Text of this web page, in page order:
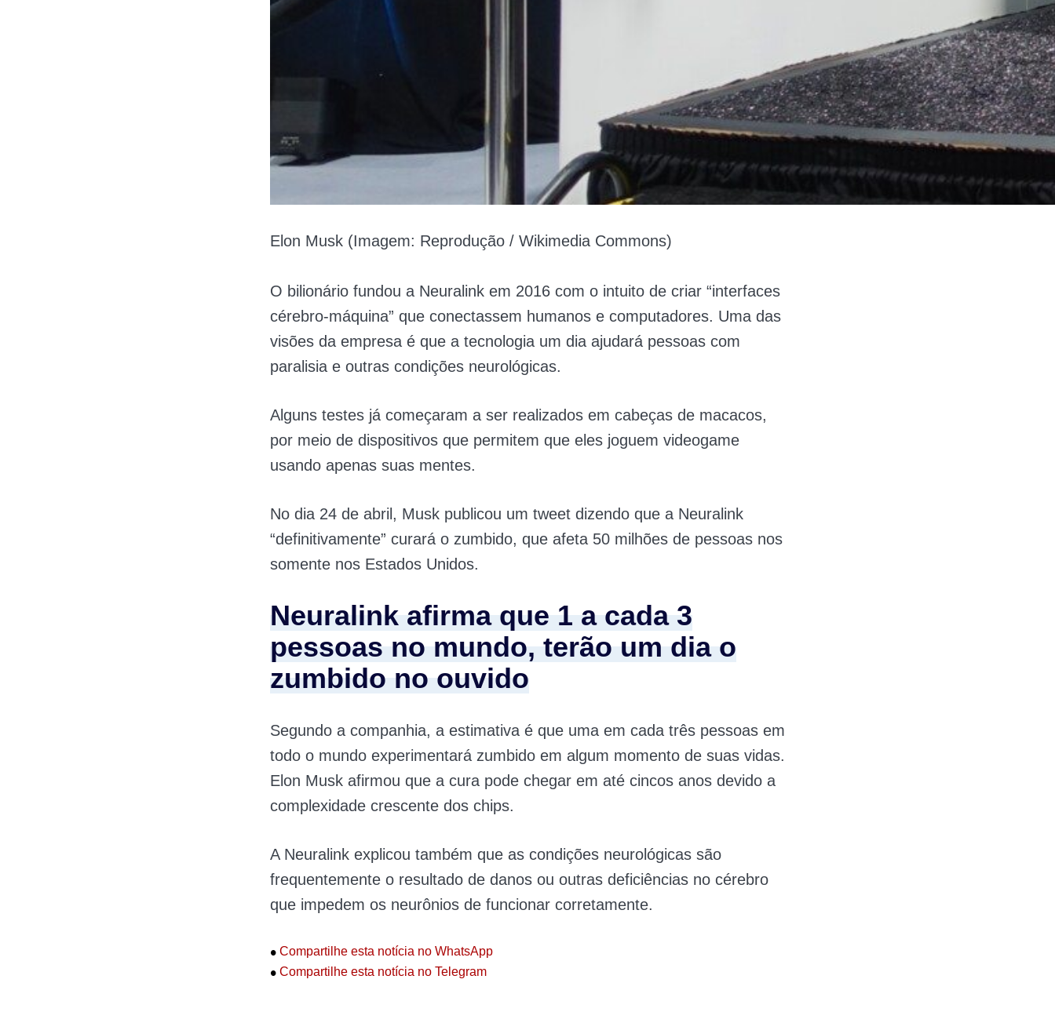
Elon Musk (Imagem: Reprodução / Wikimedia Commons)
O bilionário fundou a Neuralink em 2016 com o intuito de criar “interfaces
cérebro-máquina” que conectassem humanos e computadores. Uma das
visões da empresa é que a tecnologia um dia ajudará pessoas com
paralisia e outras condições neurológicas.
Alguns testes já começaram a ser realizados em cabeças de macacos,
por meio de dispositivos que permitem que eles joguem videogame
usando apenas suas mentes.
No dia 24 de abril, Musk publicou um tweet dizendo que a Neuralink
“definitivamente” curará o zumbido, que afeta 50 milhões de pessoas nos
somente nos Estados Unidos.
Neuralink afirma que 1 a cada 3
pessoas no mundo, terão um dia o
zumbido no ouvido
Segundo a companhia, a estimativa é que uma em cada três pessoas em
todo o mundo experimentará zumbido em algum momento de suas vidas.
Elon Musk afirmou que a cura pode chegar em até cincos anos devido a
complexidade crescente dos chips.
A Neuralink explicou também que as condições neurológicas são
frequentemente o resultado de danos ou outras deficiências no cérebro
que impedem os neurônios de funcionar corretamente.
• Compartilhe esta notícia no WhatsApp
• Compartilhe esta notícia no Telegram